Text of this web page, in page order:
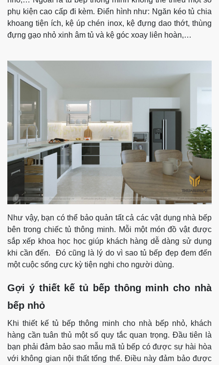
phụ kiện cao cấp đi kèm. Điển hình như: Ngăn kéo tủ chia
khoang tiện ích, kệ úp chén inox, kệ đựng dao thớt, thùng
đựng gạo nhỏ xinh âm tủ và kệ góc xoay liên hoàn,…
Như vậy, bạn có thể bảo quản tất cả các vật dụng nhà bếp
bên trong chiếc tủ thông minh. Mỗi một món đồ vật được
sắp xếp khoa học học giúp khách hàng dễ dàng sử dụng
khi cần đến. Đó cũng là lý do vì sao tủ bếp đẹp đem đến
một cuộc sống cực kỳ tiện nghi cho người dùng.
Gợi ý thiết kế tủ bếp thông minh cho nhà
bếp nhỏ
Khi thiết kế tủ bếp thông minh cho nhà bếp nhỏ, khách
hàng cần tuân thủ một số quy tắc quan trọng. Đầu tiên là
bạn phải đảm bảo sao mẫu mã tủ bếp có được sự hài hòa
với không gian nội thất tổng thể. Điều này đảm bảo được